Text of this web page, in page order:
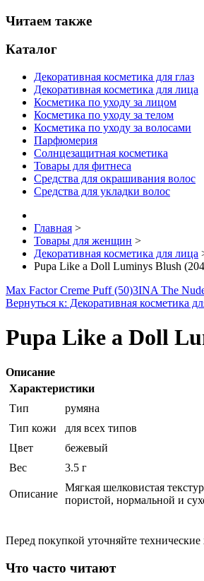
Читаем также
Каталог
Декоративная косметика для глаз
Декоративная косметика для лица
Косметика по уходу за лицом
Косметика по уходу за телом
Косметика по уходу за волосами
Парфюмерия
Солнцезащитная косметика
Товары для фитнеса
Средства для окрашивания волос
Средства для укладки волос
Главная >
Товары для женщин >
Декоративная косметика для лица
Pupa Like a Doll Luminys Blush
Max Factor Creme Puff (50)3INA The
Вернуться к: Декоративная косметика
Pupa Like a Doll
Описание
Характеристики
Тип
румяна
Тип кожи
для всех типов
Цвет
бежевый
Вес
3.5 г
Описание
Мягкая шелковистая
пористой, нормальной и
Перед покупкой уточняйте
Что часто читают